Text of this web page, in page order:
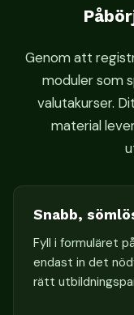
+
1
Genom att
moduler som
valutakurser.
material
Snabb,
Fyll i formuläret
endast in det
rätt